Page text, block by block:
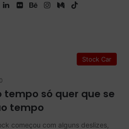
X
Lin
Fli
Be
Ins
Me
Stock Car
0
tempo só quer que se
tempo
começou com alguns deslizes,